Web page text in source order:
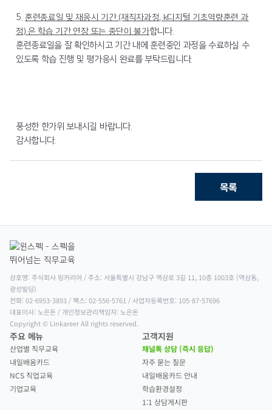
5.훈련종료일 및 재응시 기간 (재직자과정, k디지털 기초역량훈련 과
정) 은학습 기간 연장 또는 중단이 불가합니다.
훈련종료일을 잘 확인하시고 기간 내에 훈련중인 과정을 수료하실 수
있도록 학습 진행 및 평가응시 완료를 부탁드립니다.
풍성한 한가위 보내시길 바랍니다.
감사합니다.
목록
상호명: 주식회사 링커리어 / 주소: 서울특별시 강남구 역삼로 3길 11, 10층 1003호 (역삼동,
광성빌딩)
전화: 02-6953-3893 / 팩스: 02-556-5761 / 사업자등록번호: 105-87-57696
대표이사: 노은돈 / 개인정보관리책임자: 노은돈
Copyright © Linkareer All rights reserved.
주요 메뉴
산업별 직무교육
내일배움카드
NCS 직업교육
기업교육
고객지원
채널톡 상담 (즉시 응답)
자주 묻는 질문
내일배움카드 안내
학습환경설정
1:1 상담게시판